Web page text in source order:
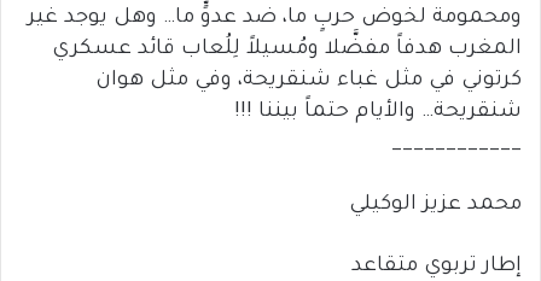
ومحمومة لخوض حربٍ ما، ضد عدوٍّ ما… وهل يوجد غير
المغرب هدفاً مفضَّلا ومُسيلاً لِلُعاب قائد عسكري
كرتوني في مثل غباء شنقريحة، وفي مثل هوان
شنقريحة… والأيام حتماً بيننا !!!
____________
محمد عزيز الوكيلي
إطار تربوي متقاعد